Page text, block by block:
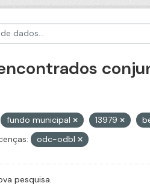
fundo municipal 13979
odc-odbl
pesquisa.